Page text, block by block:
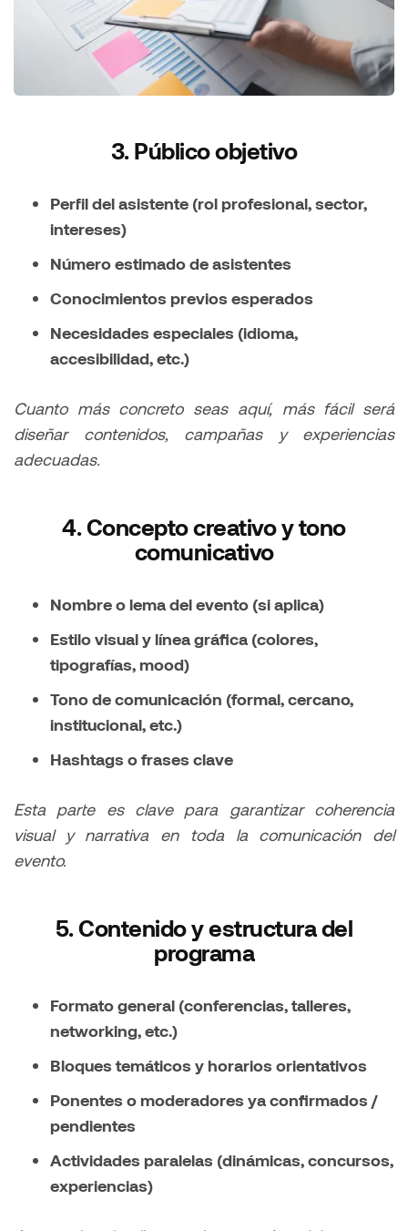
3. Público objetivo
Perfil del asistente (rol profesional, sector,
intereses)
Número estimado de asistentes
Conocimientos previos esperados
Necesidades especiales (idioma,
accesibilidad, etc.)
Cuanto más concreto seas aquí, más fácil será
diseñar contenidos, campañas y experiencias
adecuadas.
4. Concepto creativo y tono
comunicativo
Nombre o lema del evento (si aplica)
Estilo visual y línea gráfica (colores,
tipografías, mood)
Tono de comunicación (formal, cercano,
institucional, etc.)
Hashtags o frases clave
Esta parte es clave para garantizar coherencia
visual y narrativa en toda la comunicación del
evento.
5. Contenido y estructura del
programa
Formato general (conferencias, talleres,
networking, etc.)
Bloques temáticos y horarios orientativos
Ponentes o moderadores ya confirmados /
pendientes
Actividades paralelas (dinámicas, concursos,
experiencias)